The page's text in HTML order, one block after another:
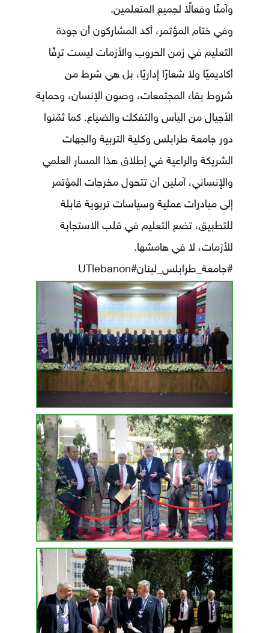
وآمنًا وفعالًا لجميع المتعلمين.
وفي ختام المؤتمر، أكد المشاركون أن جودة
التعليم في زمن الحروب والأزمات ليست ترفًا
أكاديميًا ولا شعارًا إداريًا، بل هي شرط من
شروط بقاء المجتمعات، وصون الإنسان، وحماية
الأجيال من اليأس والتفكك والضياع. كما ثمّنوا
دور جامعة طرابلس وكلية التربية والجهات
الشريكة والراعية في إطلاق هذا المسار العلمي
والإنساني، آملين أن تتحول مخرجات المؤتمر
إلى مبادرات عملية وسياسات تربوية قابلة
للتطبيق، تضع التعليم في قلب الاستجابة
للأزمات، لا في هامشها.
#جامعة_طرابلس_لبنان#UTlebanon